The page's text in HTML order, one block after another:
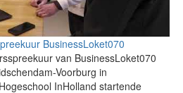
BusinessLoket070
van BusinessLoket070
Voorburg in
InHolland startende